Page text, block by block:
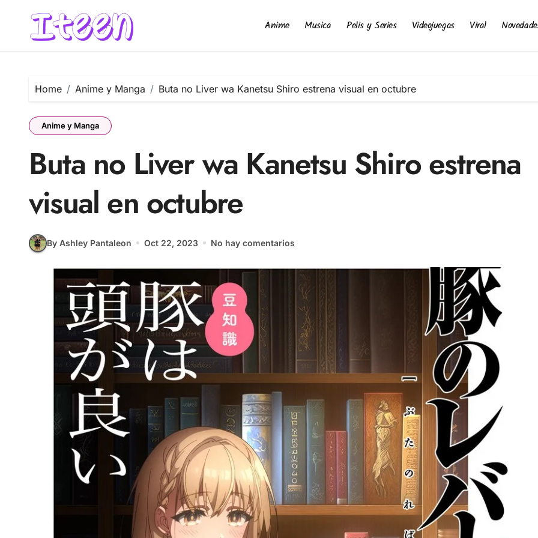
content
Anime Musica Pelis y Series Videojuegos Viral
Home Anime y Manga Buta no Liver wa Kanetsu Shiro estrena visual en octubre
Anime y Manga
Buta no Liver wa Kanetsu Shiro estrena
visual en octubre
By Ashley Pantaleon Oct 22, 2023 No hay comentarios